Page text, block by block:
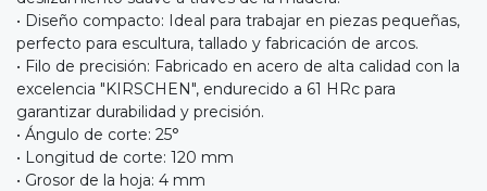
• Diseño compacto: Ideal para trabajar en piezas pequeñas,
perfecto para escultura, tallado y fabricación de arcos.
• Filo de precisión: Fabricado en acero de alta calidad con la
excelencia "KIRSCHEN", endurecido a 61 HRc para
garantizar durabilidad y precisión.
• Ángulo de corte: 25°
• Longitud de corte: 120 mm
• Grosor de la hoja: 4 mm